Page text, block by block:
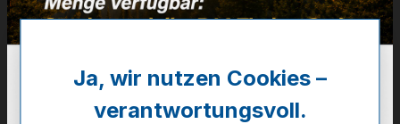
✔Limited Edition 1 of 150
1.369,00 €
✔ Auf LagerJa, wir nutzen Cookies –
verantwortungsvoll.